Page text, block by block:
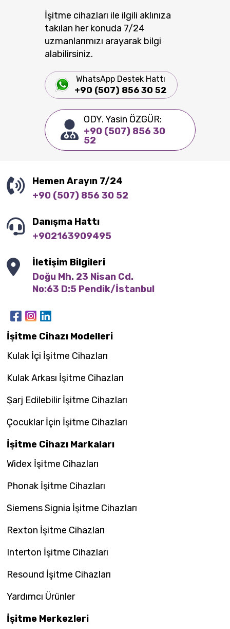
İşitme cihazları ile ilgili aklınıza
takılan her konuda 7/24
uzmanlarımızı arayarak bilgi
alabilirsiniz.
WhatsApp Destek Hattı
+90 (507) 856 30 52
ODY. Yasin ÖZGÜR:
+90 (507) 856 30
52
Hemen Arayın 7/24
+90 (507) 856 30 52
Danışma Hattı
+902163909495
İletişim Bilgileri
Doğu Mh. 23 Nisan Cd.
No:63 D:5 Pendik/İstanbul
İşitme Cihazı Modelleri
Kulak İçi İşitme Cihazları
Kulak Arkası İşitme Cihazları
Şarj Edilebilir İşitme Cihazları
Çocuklar İçin İşitme Cihazları
İşitme Cihazı Markaları
Widex İşitme Cihazları
Phonak İşitme Cihazları
Siemens Signia İşitme Cihazları
Rexton İşitme Cihazları
Interton İşitme Cihazları
Resound İşitme Cihazları
Yardımcı Ürünler
İşitme Merkezleri